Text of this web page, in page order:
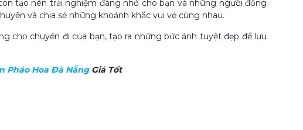
tạo nên trải nghiệm đáng nhớ cho bạn và những người đồng
và chia sẻ những khoảnh khắc vui vẻ cùng nhau.
cho chuyến đi của bạn, tạo ra những bức ảnh tuyệt đẹp để lưu
Pháo Hoa Đà NẵngGiá Tốt